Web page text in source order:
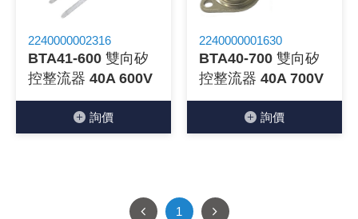
2240000002316
BTA41-600 雙向矽
控整流器 40A 600V
詢價
2240000001630
BTA40-700 雙向矽
控整流器 40A 700V
詢價
1